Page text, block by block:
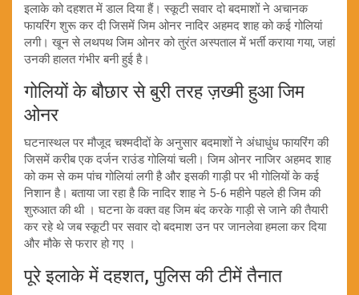
इलाके को दहशत में डाल दिया हैं। स्कूटी सवार दो बदमाशों ने अचानक
फायरिंग शुरू कर दी जिसमें जिम ओनर नादिर अहमद शाह को कई गोलियां
लगी। खून से लथपथ जिम ओनर को तुरंत अस्पताल में भर्ती कराया गया, जहां
उनकी हालत गंभीर बनी हुई है।
गोलियों के बौछार से बुरी तरह ज़ख्मी हुआ जिम
ओनर
घटनास्थल पर मौजूद चश्मदीदों के अनुसार बदमाशों ने अंधाधुंध फायरिंग की
जिसमें करीब एक दर्जन राउंड गोलियां चली। जिम ओनर नाजिर अहमद शाह
को कम से कम पांच गोलियां लगी है और इसकी गाड़ी पर भी गोलियों के कई
निशान है। बताया जा रहा है कि नादिर शाह ने 5-6 महीने पहले ही जिम की
शुरुआत की थी । घटना के वक्त वह जिम बंद करके गाड़ी से जाने की तैयारी
कर रहे थे जब स्कूटी पर सवार दो बदमाश उन पर जानलेवा हमला कर दिया
और मौके से फरार हो गए ।
पूरे इलाके में दहशत, पुलिस की टीमें तैनात